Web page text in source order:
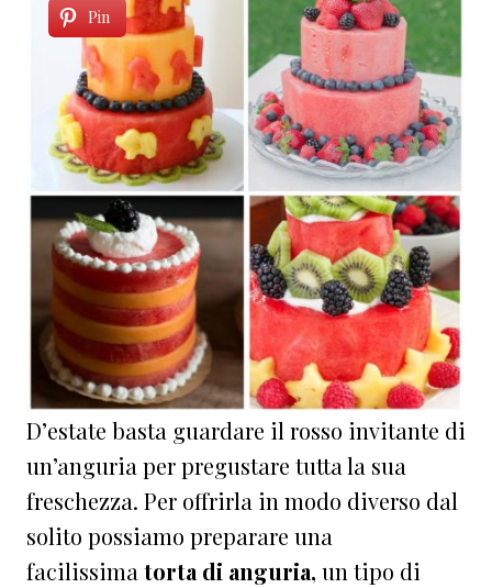
Pin
D’estate basta guardare il rosso invitante di
un’anguria per pregustare tutta la sua
freschezza. Per offrirla in modo diverso dal
solito possiamo preparare una
facilissima torta di anguria, un tipo di